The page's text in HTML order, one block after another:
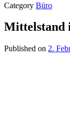
Category Büro
Mittelstand
Published on 2.